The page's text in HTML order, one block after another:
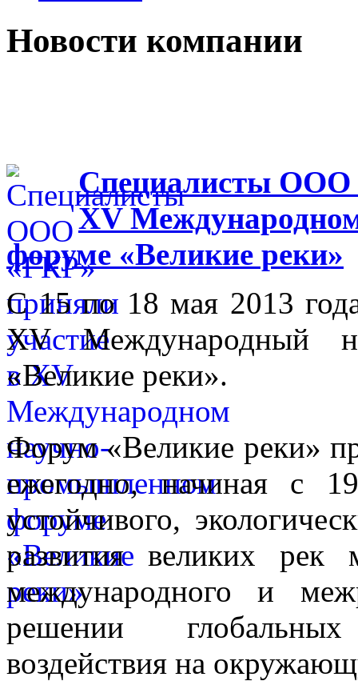
Новости компании
Специалисты ООО
XV
форуме «Великие реки»
С 15 по 18 мая 2013
XV Международный
«Великие реки».
Форум «Великие реки»
ежегодно, начиная с
устойчивого,
развития великих
международного и
решении
воздействия на